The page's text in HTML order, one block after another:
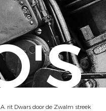
rit Dwars door de Zwalm streek